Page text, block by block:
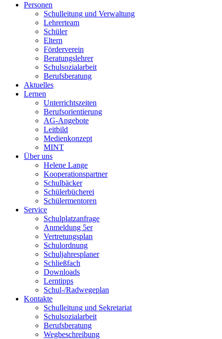
Personen
Schulleitung und Verwaltung
Lehrerteam
Schüler
Eltern
Förderverein
Beratungslehrer
Schulsozialarbeit
Berufsberatung
Aktuelles
Lernen
Unterrichtszeiten
Berufsorientierung
AG-Angebote
Leitbild
Medienkonzept
MINT
Über uns
Helene Lange
Kooperationspartner
Schulbäcker
Schülerbücherei
Schülermentoren
Service
Schulplatzanfrage
Anmeldung 5er
Vertretungsplan
Schulordnung
Schuljahresplaner
Schließfach
Downloads
Lerntipps
Schul-/Radwegeplan
Kontakte
Schulleitung und Sekretariat
Schulsozialarbeit
Berufsberatung
Wegbeschreibung